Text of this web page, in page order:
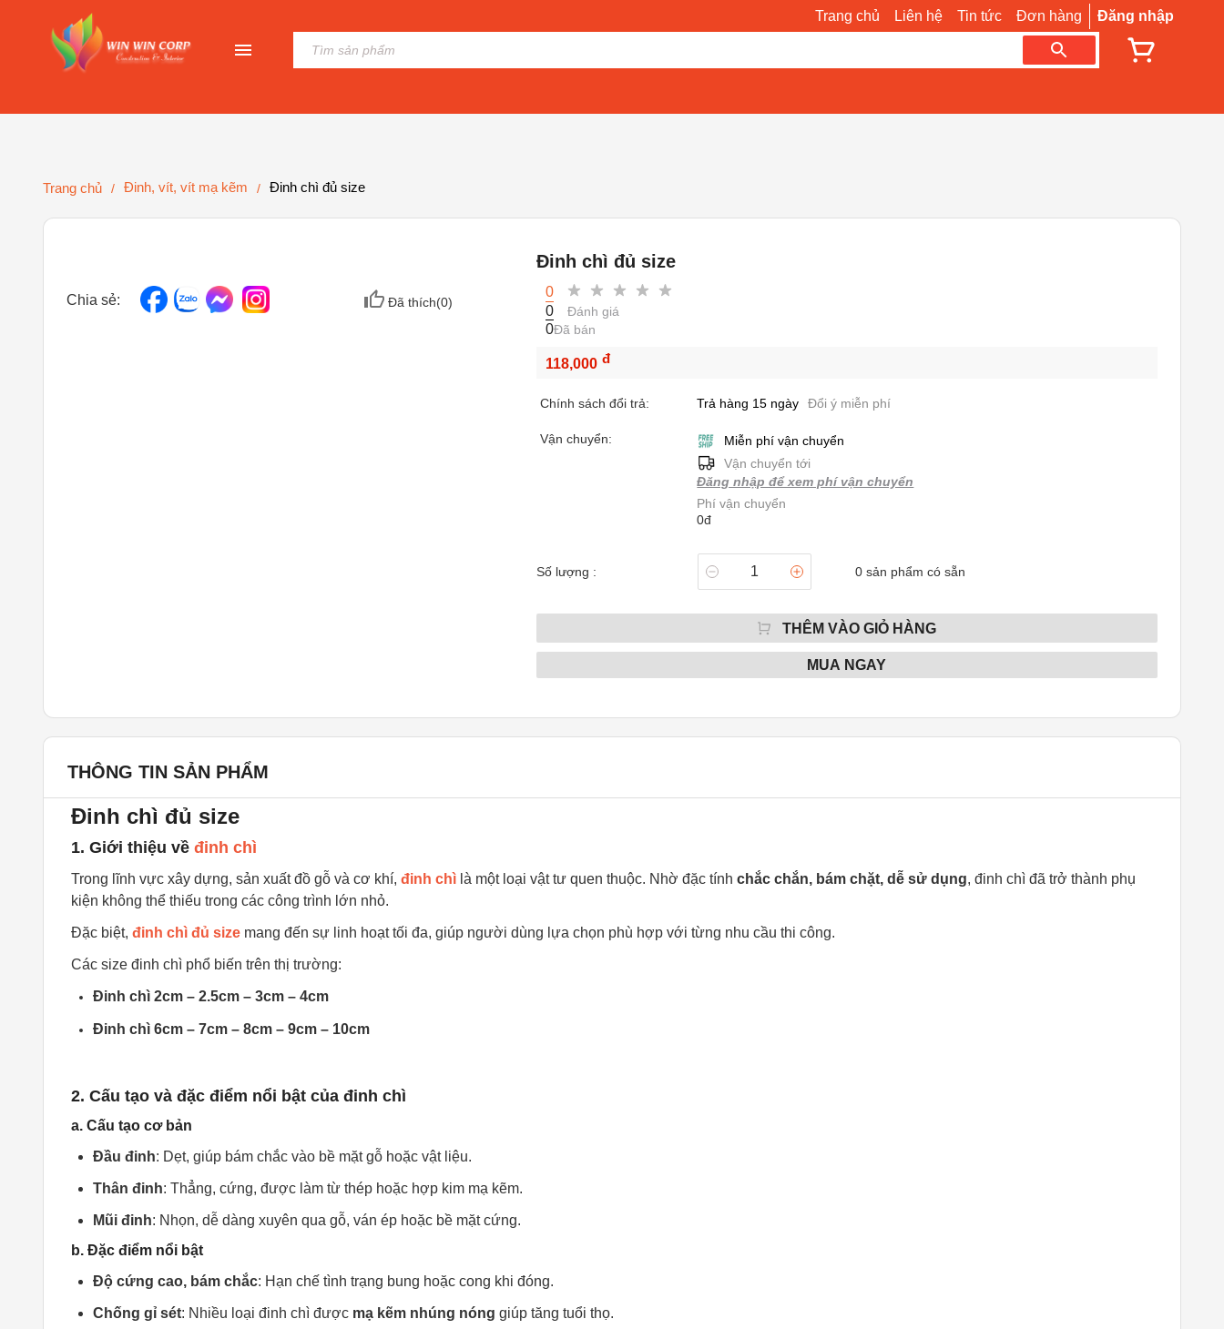
Trang chủ Liên hệ Tin tức Đơn hàng Đăng nhập
Trang chủ / Đinh, vít, vít mạ kẽm / Đinh chì đủ size
Chia sẻ: Đã thích(0)
Đinh chì đủ size
0
0
Đánh giá
0Đã bán
118,000 đ
Chính sách đổi trả: Trả hàng 15 ngày Đổi ý miễn phí
Vận chuyển:
Miễn phí vận chuyển
Vận chuyển tới
Đăng nhập để xem phí vận chuyển
Phí vận chuyển
0đ
Số lượng : 0 sản phẩm có sẵn
THÊM VÀO GIỎ HÀNG
MUA NGAY
THÔNG TIN SẢN PHẨM
Đinh chì đủ size
1. Giới thiệu về đinh chì
Trong lĩnh vực xây dựng, sản xuất đồ gỗ và cơ khí,đinh chì là một loại vật tư quen thuộc. Nhờ đặc tínhchắc chắn, bám chặt, dễ sử dụng, đinh chì đã trở thành phụ
kiện không thể thiếu trong các công trình lớn nhỏ.
Đặc biệt,đinh chì đủ size mang đến sự linh hoạt tối đa, giúp người dùng lựa chọn phù hợp với từng nhu cầu thi công.
Các size đinh chì phổ biến trên thị trường:
Đinh chì 2cm – 2.5cm – 3cm – 4cm
Đinh chì 6cm – 7cm – 8cm – 9cm – 10cm
2. Cấu tạo và đặc điểm nổi bật của đinh chì
a. Cấu tạo cơ bản
Đầu đinh: Dẹt, giúp bám chắc vào bề mặt gỗ hoặc vật liệu.
Thân đinh: Thẳng, cứng, được làm từ thép hoặc hợp kim mạ kẽm.
Mũi đinh: Nhọn, dễ dàng xuyên qua gỗ, ván ép hoặc bề mặt cứng.
b. Đặc điểm nổi bật
Độ cứng cao, bám chắc: Hạn chế tình trạng bung hoặc cong khi đóng.
Chống gỉ sét: Nhiều loại đinh chì được mạ kẽm nhúng nóng giúp tăng tuổi thọ.